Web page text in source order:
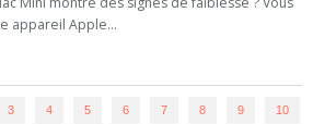
appareil Apple...
3 4 5 6 7 8 9 10